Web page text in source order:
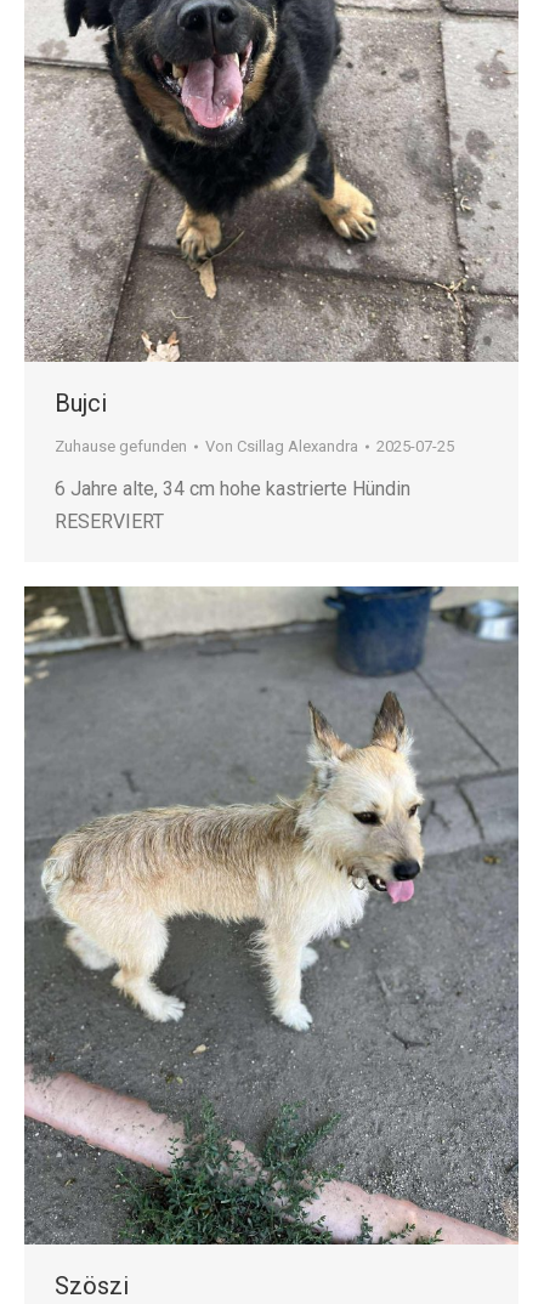
Bujci
Zuhause gefunden Von Csillag Alexandra 2025-07-25
6 Jahre alte, 34 cm hohe kastrierte Hündin
RESERVIERT
Szöszi